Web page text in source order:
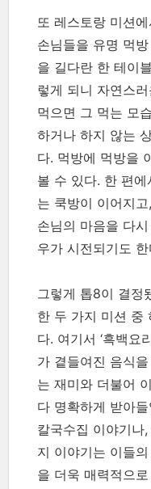
또 레스토랑 미션
손님들을 유명 먹
을 길다란 한 테이
렇게 되니 자연스
먹으면 그 먹는 모
하거나 하지 않는
다. 먹방에 먹방을
볼 수 있다. 한 편
는 쿡방이 이어지
손님의 마음을 다
우가 시전되기도 한
그렇게 톱8이 결정
한 두 가지 미션 중
다. 여기서 ‘흑백요
가 곁들여진 음식
는 재미와 더불어
다 명확하게 받아
칼국수집 이야기나
지 이야기는 이들
을 더욱 매력적으